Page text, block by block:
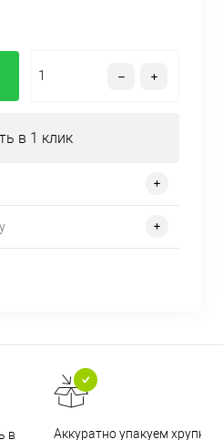
в 1 клик
в Аккуратно упакуем хрупкие